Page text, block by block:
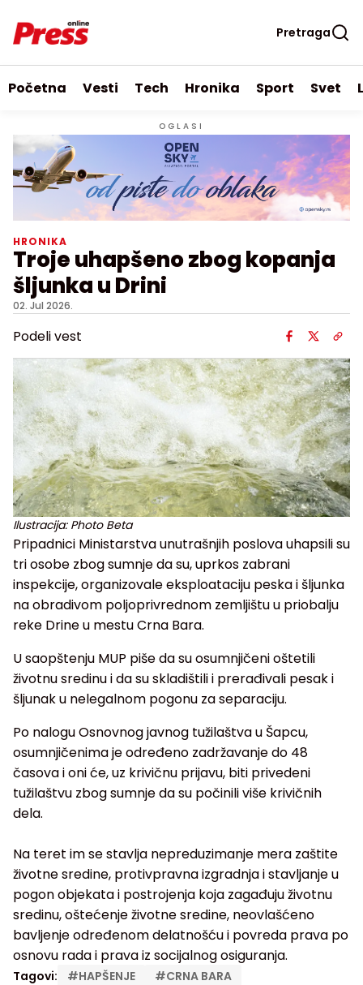
Pretraga
Početna Vesti Tech Hronika Sport Svet
OGLASI
HRONIKA
Troje uhapšeno zbog kopanja
šljunka u Drini
02. Jul 2026.
Podeli vest
Ilustracija: Photo Beta
Pripadnici Ministarstva unutrašnjih poslova uhapsili su
tri osobe zbog sumnje da su, uprkos zabrani
inspekcije, organizovale eksploataciju peska i šljunka
na obradivom poljoprivrednom zemljištu u priobalju
reke Drine u mestu Crna Bara.
U saopštenju MUP piše da su osumnjičeni oštetili
životnu sredinu i da su skladištili i prerađivali pesak i
šljunak u nelegalnom pogonu za separaciju.
Po nalogu Osnovnog javnog tužilaštva u Šapcu,
osumnjičenima je određeno zadržavanje do 48
časova i oni će, uz krivičnu prijavu, biti privedeni
tužilaštvu zbog sumnje da su počinili više krivičnih
dela.
Na teret im se stavlja nepreduzimanje mera zaštite
životne sredine, protivpravna izgradnja i stavljanje u
pogon objekata i postrojenja koja zagađuju životnu
sredinu, oštećenje životne sredine, neovlašćeno
bavljenje određenom delatnošću i povreda prava po
osnovu rada i prava iz socijalnog osiguranja.
Tagovi: #HAPŠENJE #CRNA BARA